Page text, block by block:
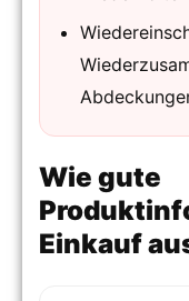
Wie gute
Einkauf